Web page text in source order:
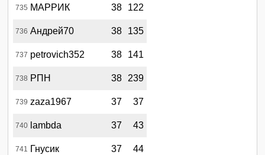
735 МАРРИК 38 122
736 Андрей70 38 135
737 petrovich352 38 141
738 РПН 38 239
739 zaza1967 37 37
740 lambda 37 43
741 Гнусик 37 44